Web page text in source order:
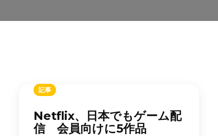
記事
Netflix、日本でもゲーム配
信 会員向けに5作品